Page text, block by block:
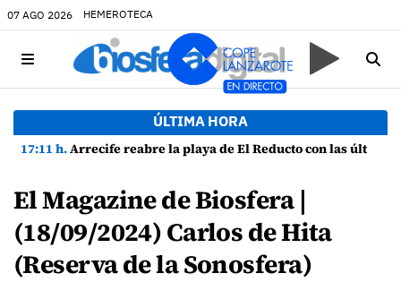
07 AGO 2026 HEMEROTECA
ÚLTIMA HORA
17:11 h.Arrecife reabre la playa de El Reducto con las últimas analíticas mostrando "una buena calidad de las aguas para el baño"
El Magazine de Biosfera |
(18/09/2024) Carlos de Hita
(Reserva de la Sonosfera)